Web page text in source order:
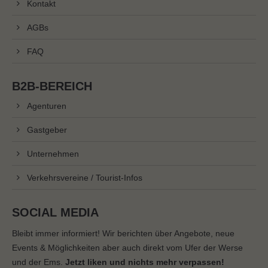
info@yourdomain.com
Lorem ipsum dolor sit amet, consectetuer
Aenean commodo ligula eget dolor. Aenean massa.
Cum sociis natoque penatibus et magnis dis parturient
ultricies nec.
Kontakt
AGBs
FAQ
B2B-BEREICH
Agenturen
Gastgeber
Unternehmen
Verkehrsvereine / Tourist-Infos
SOCIAL MEDIA
Bleibt immer informiert! Wir berichten über Angebote, neue
Events & Möglichkeiten aber auch direkt vom Ufer der Werse
und der Ems. Jetzt liken und nichts mehr verpassen!